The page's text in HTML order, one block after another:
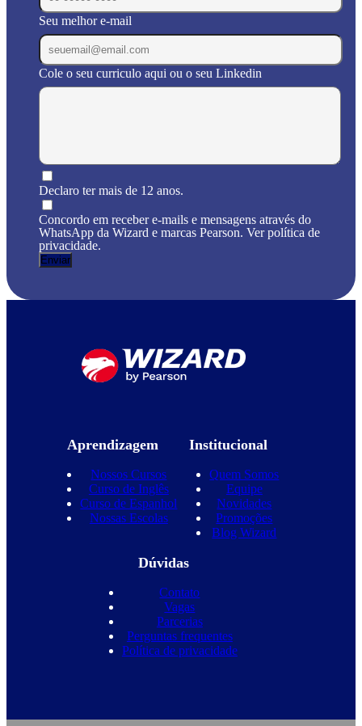
Seu melhor e-mail
Cole o seu curriculo aqui ou o seu Linkedin
Declaro ter mais de 12 anos.
Concordo em receber e-mails e mensagens através do
WhatsApp da Wizard e marcas Pearson. Ver política de
privacidade.
Aprendizagem
Nossos Cursos
Curso de Inglês
Curso de Espanhol
Nossas Escolas
Institucional
Quem Somos
Equipe
Novidades
Promoções
Blog Wizard
Dúvidas
Contato
Vagas
Parcerias
Perguntas frequentes
Política de privacidade